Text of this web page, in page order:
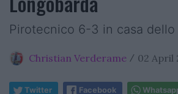
Pirotecnico 6-3 in casa
Christian Verderame / 02 April
Twitter Facebook